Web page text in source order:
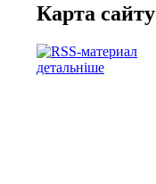
Карта сайту
детальніше